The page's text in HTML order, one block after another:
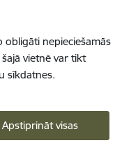
obligāti nepieciešamās
vietnē var tikt
sīkdatnes.
Apstiprināt visas